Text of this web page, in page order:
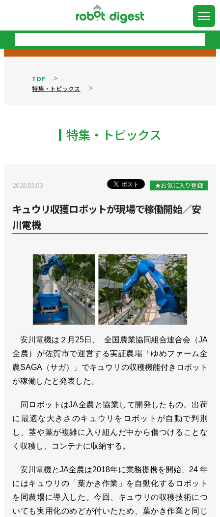
TOP
特集・トピックス
特集・トピックス
2026.03.03 ★お気に入り登録
キュウリ収獲ロボットが現場で稼働開始／安
川電機
安川電機は２月25日、 全国農業協同組合連合会（JA
全農）が佐賀市で運営する実証農場「ゆめファーム全
農SAGA（サガ）」でキュウリの収穫機能付きロボット
が稼働したと発表した。
同ロボットはJA全農と協業して開発したもの。出荷
に最適な大きさのキュウリをロボットが自動で判別
し、茎や葉が複雑に入り組んだ中から傷つけることな
く収穫し、コンテナに収納する。
安川電機とJA全農は2018年に業務提携を開始、24 年
にはキュウリの「葉かき作業」を自動化するロボット
を同農場に導入した。今回、キュウリの収穫技術につ
いても実用化のめどが付いたため、葉かき作業と同じ